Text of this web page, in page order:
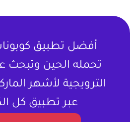
أفضل تطبيق
تحمله الحين وتبحث
الترويجية لأشهر
عبر تطبيق كل